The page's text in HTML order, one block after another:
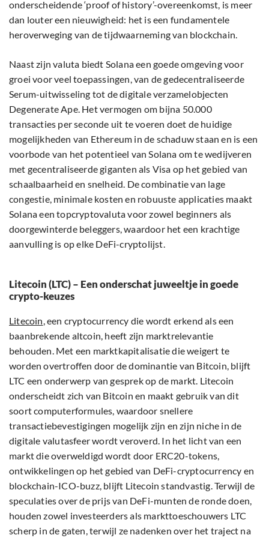
onderscheidende ‘proof of history’-overeenkomst, is meer
dan louter een nieuwigheid: het is een fundamentele
heroverweging van de tijdwaarneming van blockchain.
Naast zijn valuta biedt Solana een goede omgeving voor
groei voor veel toepassingen, van de gedecentraliseerde
Serum-uitwisseling tot de digitale verzamelobjecten
Degenerate Ape. Het vermogen om bijna 50.000
transacties per seconde uit te voeren doet de huidige
mogelijkheden van Ethereum in de schaduw staan en is een
voorbode van het potentieel van Solana om te wedijveren
met gecentraliseerde giganten als Visa op het gebied van
schaalbaarheid en snelheid. De combinatie van lage
congestie, minimale kosten en robuuste applicaties maakt
Solana een topcryptovaluta voor zowel beginners als
doorgewinterde beleggers, waardoor het een krachtige
aanvulling is op elke DeFi-cryptolijst.
Litecoin (LTC) – Een onderschat juweeltje in goede
crypto-keuzes
Litecoin, een cryptocurrency die wordt erkend als een
baanbrekende altcoin, heeft zijn marktrelevantie
behouden. Met een marktkapitalisatie die weigert te
worden overtroffen door de dominantie van Bitcoin, blijft
LTC een onderwerp van gesprek op de markt. Litecoin
onderscheidt zich van Bitcoin en maakt gebruik van dit
soort computerformules, waardoor snellere
transactiebevestigingen mogelijk zijn en zijn niche in de
digitale valutasfeer wordt veroverd. In het licht van een
markt die overweldigd wordt door ERC20-tokens,
ontwikkelingen op het gebied van DeFi-cryptocurrency en
blockchain-ICO-buzz, blijft Litecoin standvastig. Terwijl de
speculaties over de prijs van DeFi-munten de ronde doen,
houden zowel investeerders als markttoeschouwers LTC
scherp in de gaten, terwijl ze nadenken over het traject na